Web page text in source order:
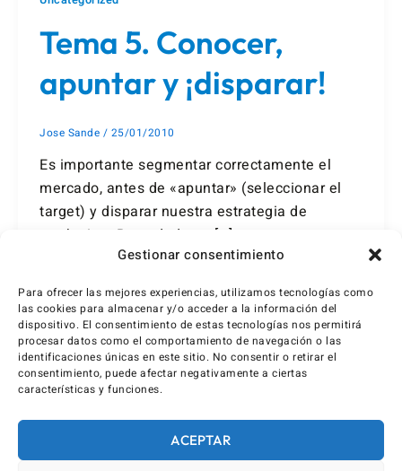
Gestionar consentimiento
Para ofrecer las mejores experiencias, utilizamos tecnologías como
las cookies para almacenar y/o acceder a la información del
dispositivo. El consentimiento de estas tecnologías nos permitirá
procesar datos como el comportamiento de navegación o las
identificaciones únicas en este sitio. No consentir o retirar el
consentimiento, puede afectar negativamente a ciertas
características y funciones.
ACEPTAR
Tema 5. Conocer,
apuntar y ¡disparar!
Jose Sande / 25/01/2010
Es importante segmentar correctamente el
mercado, antes de «apuntar» (seleccionar el
target) y disparar nuestra estrategia de
marketing. Recordad que […]